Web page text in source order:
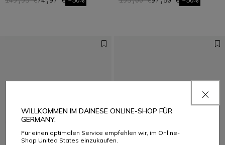
WILLKOMMEN IM DAINESE ONLINE-SHOP FÜR
GERMANY.
Für einen optimalen Service empfehlen wir, im Online-
Shop United States einzukaufen.